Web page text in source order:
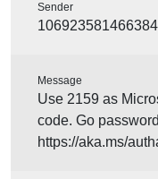
Sender
Message
Use 2159 as
code. Go
https://aka.ms/